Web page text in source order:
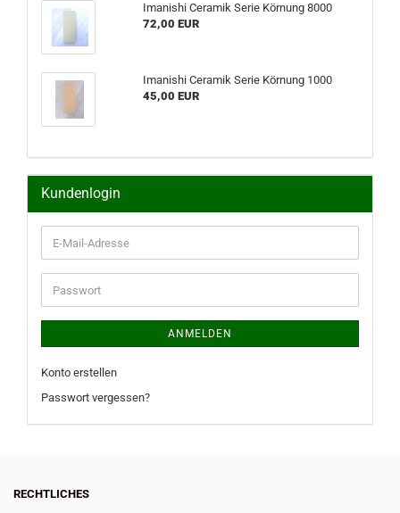
Imanishi Ceramik Serie Körnung 8000
72,00 EUR
Imanishi Ceramik Serie Körnung 1000
45,00 EUR
Kundenlogin
E-
Mail-
Adresse
Passwort
ANMELDEN
Konto erstellen
Passwort vergessen?
RECHTLICHES